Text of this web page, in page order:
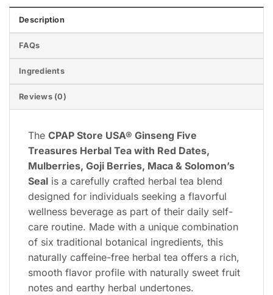
Description
FAQs
Ingredients
Reviews (0)
The CPAP Store USA® Ginseng Five
Treasures Herbal Tea with Red Dates,
Mulberries, Goji Berries, Maca & Solomon’s
Seal is a carefully crafted herbal tea blend
designed for individuals seeking a flavorful
wellness beverage as part of their daily self-
care routine. Made with a unique combination
of six traditional botanical ingredients, this
naturally caffeine-free herbal tea offers a rich,
smooth flavor profile with naturally sweet fruit
notes and earthy herbal undertones.